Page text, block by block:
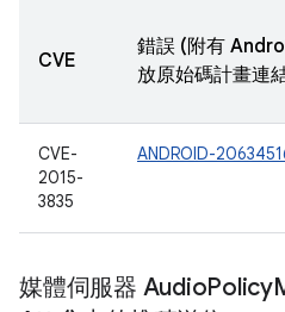
CVE
錯誤 (附有
放原始碼計畫連
CVE-
2015-
3835
ANDROID-
媒體伺服器 AudioPolicy